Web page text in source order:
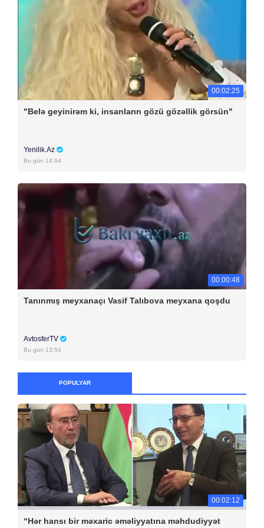
00:02:25
"Belə geyinirəm ki, insanların gözü gözəllik görsün"
Yenilik.Az
Bu gün 14:04
00:00:48
Tanınmış meyxanaçı Vasif Talıbova meyxana qoşdu
AvtosferTV
Bu gün 13:54
POPULYAR
00:02:12
“Hər hansı bir məxaric əməliyyatına məhdudiyyət